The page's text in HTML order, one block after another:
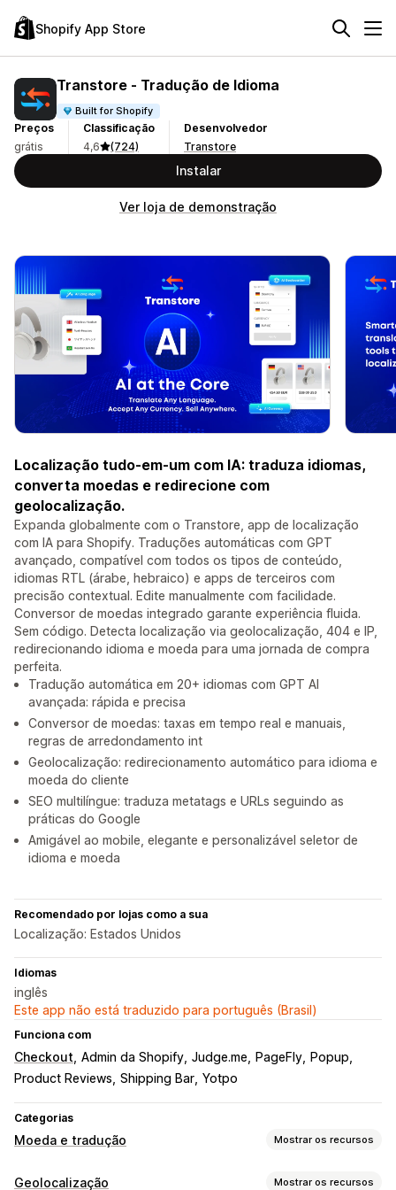
Shopify App Store
Transtore ‑ Tradução de Idioma
Built for Shopify
Preços
grátis
Classificação
4,6
(724)
Desenvolvedor
Transtore
Instalar
Ver loja de demonstração
Localização tudo-em-um com IA: traduza idiomas,
converta moedas e redirecione com
geolocalização.
Expanda globalmente com o Transtore, app de localização
com IA para Shopify. Traduções automáticas com GPT
avançado, compatível com todos os tipos de conteúdo,
idiomas RTL (árabe, hebraico) e apps de terceiros com
precisão contextual. Edite manualmente com facilidade.
Conversor de moedas integrado garante experiência fluida.
Sem código. Detecta localização via geolocalização, 404 e IP,
redirecionando idioma e moeda para uma jornada de compra
perfeita.
Tradução automática em 20+ idiomas com GPT AI
avançada: rápida e precisa
Conversor de moedas: taxas em tempo real e manuais,
regras de arredondamento int
Geolocalização: redirecionamento automático para idioma e
moeda do cliente
SEO multilíngue: traduza metatags e URLs seguindo as
práticas do Google
Amigável ao mobile, elegante e personalizável seletor de
idioma e moeda
Recomendado por lojas como a sua
Localização: Estados Unidos
Idiomas
inglês
Este app não está traduzido para português (Brasil)
Funciona com
Checkout Admin da Shopify Judge.me PageFly
Popup
Product Reviews Shipping Bar Yotpo
Categorias
Moeda e tradução Mostrar os recursos
Conversão de moeda
Geolocalização Mostrar os recursos